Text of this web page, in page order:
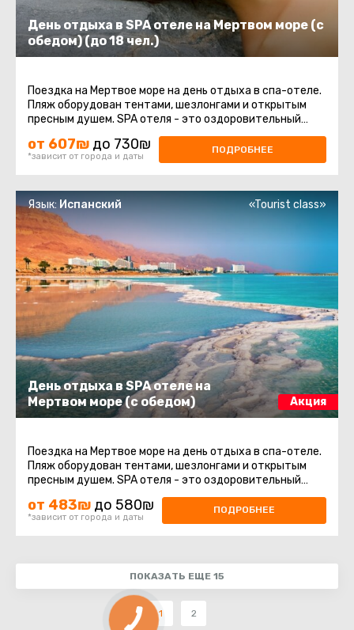
День отдыха в SPA отеле на Мертвом море (с
обедом) (до 18 чел.)
Поездка на Мертвое море на день отдыха в спа-отеле.
Пляж оборудован тентами, шезлонгами и открытым
пресным душем. SPA отеля - это оздоровительный
комплекс, который включает ...
от 607₪ до 730₪
*зависит от города и даты
ПОДРОБНЕЕ
День отдыха в SPA отеле на
Мертвом море (с обедом)
Акция
Язык: Испанский «Tourist class»
Поездка на Мертвое море на день отдыха в спа-отеле.
Пляж оборудован тентами, шезлонгами и открытым
пресным душем. SPA отеля - это оздоровительный
комплекс, который включает ...
от 483₪ до 580₪
*зависит от города и даты
ПОДРОБНЕЕ
ПОКАЗАТЬ ЕЩЕ 15
1 2